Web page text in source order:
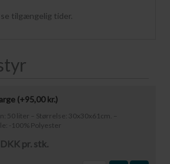
tilgængelig tider.
(+95,00kr.)
50 liter – Størrelse: 30x30x61cm. –
-100% Polyester
pr. stk.